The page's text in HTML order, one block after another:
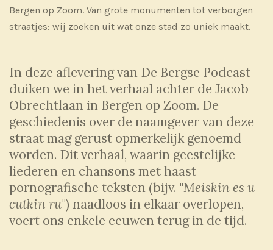
Bergen op Zoom. Van grote monumenten tot verborgen
straatjes: wij zoeken uit wat onze stad zo uniek maakt.
In deze aflevering van De Bergse Podcast
duiken we in het verhaal achter de Jacob
Obrechtlaan in Bergen op Zoom. De
geschiedenis over de naamgever van deze
straat mag gerust opmerkelijk genoemd
worden. Dit verhaal, waarin geestelijke
liederen en chansons met haast
pornografische teksten (bijv. "Meiskin es u
cutkin ru") naadloos in elkaar overlopen,
voert ons enkele eeuwen terug in de tijd.